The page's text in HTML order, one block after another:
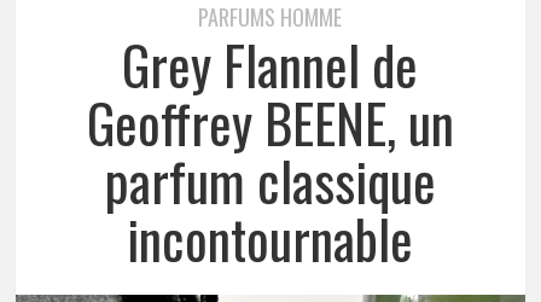
PARFUMS HOMME
Grey Flannel de
Geoffrey BEENE, un
parfum classique
incontournable